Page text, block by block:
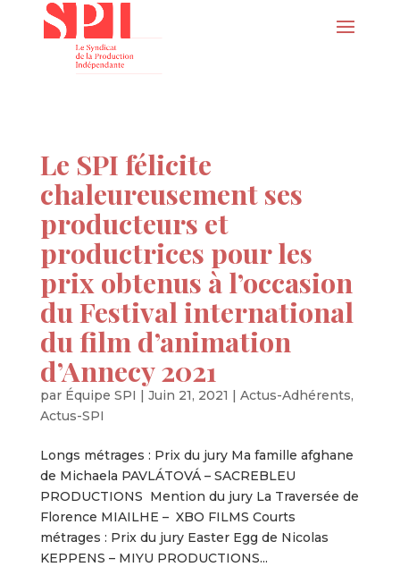
Le SPI félicite
chaleureusement ses
producteurs et
productrices pour les
prix obtenus à l’occasion
du Festival international
du film d’animation
d’Annecy 2021
par Équipe SPI | Juin 21, 2021 | Actus-Adhérents,
Actus-SPI
Longs métrages : Prix du jury Ma famille afghane
de Michaela PAVLÁTOVÁ – SACREBLEU
PRODUCTIONS Mention du jury La Traversée de
Florence MIAILHE – XBO FILMS Courts
métrages : Prix du jury Easter Egg de Nicolas
KEPPENS – MIYU PRODUCTIONS...